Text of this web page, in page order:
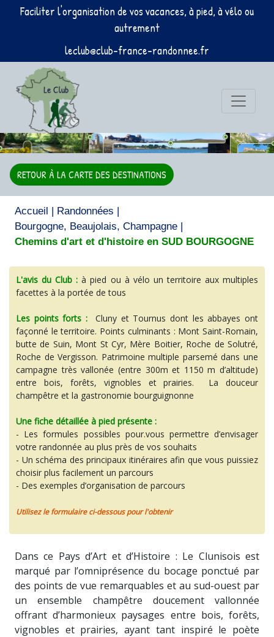
Faciliter l'organisation de vos vacances, à pied, à vélo ou
autrement
leclub@club-france-randonnee.fr
RETOUR À LA CARTE DES DESTINATIONS
Accueil | Randonnées |
Bourgogne, Beaujolais, Champagne |
Chemins d'art et d'histoire en SUD BOURGOGNE
L'avis du Club : à pied ou à vélo un territoire aux multiples
facettes à la portée de tous
Les points forts :Cluny et Tournus dont les abbayes ont
façonné le territoire. Points culminants : Mont Saint-Romain,
butte de Suin, Mont St Cyr, Mère Boitier, Roche de Solutré,
Roche de Vergisson. Patrimoine multiple parsemé dans une
campagne très vallonée (entre 300m et 1150 m d’altitude)
entre bois, forêts, vignobles et prairies. La douceur
champêtre et la gastronomie bourguignonne
Une fiche détaillée à pied présente :
- Les formules possibles pour.vous permettre d’envisager
votre randonnée au plus près de vos souhaits
- Un schéma des principaux itinéraires afin que vous puissiez
choisir plus facilement un parcours
- Des exemples d’organisation de parcours
Utilisez le formulaire ci-dessous pour l'obtenir
Dans ce Pays d’Art et d’Histoire : Le Clunisois est
marqué par l’omniprésence du bocage ponctué par
des points de vue remarquables et au sud-ouest par
un ensemble champêtre doucement vallonnée
offrant d’harmonieux paysages entre bois, forêts,
vignobles et prairies, ayant tant inspiré le poète